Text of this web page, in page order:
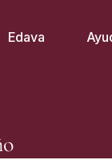
Edava